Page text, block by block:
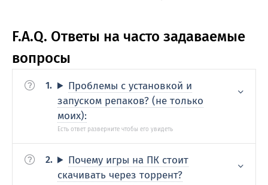
F.A.Q. Ответы на часто задаваемые
вопросы
Проблемы с установкой и
запуском репаков? (не только
моих):
Почему игры на ПК стоит
скачивать через торрент?